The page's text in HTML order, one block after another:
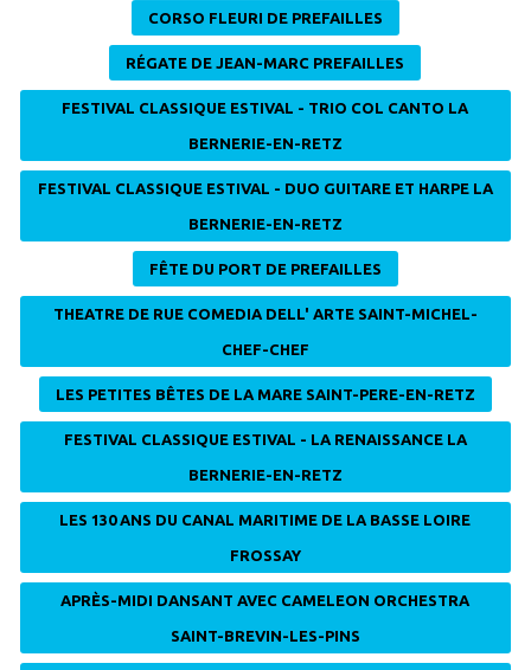
CORSO FLEURI DE PREFAILLES
RÉGATE DE JEAN-MARC PREFAILLES
FESTIVAL CLASSIQUE ESTIVAL - TRIO COL CANTO LA
BERNERIE-EN-RETZ
FESTIVAL CLASSIQUE ESTIVAL - DUO GUITARE ET HARPE LA
BERNERIE-EN-RETZ
FÊTE DU PORT DE PREFAILLES
THEATRE DE RUE COMEDIA DELL' ARTE SAINT-MICHEL-
CHEF-CHEF
LES PETITES BÊTES DE LA MARE SAINT-PERE-EN-RETZ
FESTIVAL CLASSIQUE ESTIVAL - LA RENAISSANCE LA
BERNERIE-EN-RETZ
LES 130 ANS DU CANAL MARITIME DE LA BASSE LOIRE
FROSSAY
APRÈS-MIDI DANSANT AVEC CAMELEON ORCHESTRA
SAINT-BREVIN-LES-PINS